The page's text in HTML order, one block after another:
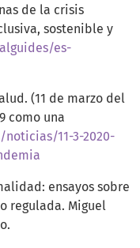
de la crisis
sostenible y
es-
(11 de marzo del
como una
11-3-2020-
ensayos sobre
regulada. Miguel